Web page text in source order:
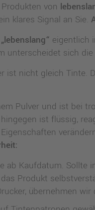
von
klares Signal an Sie.
„lebenslang“ eigentlich
unterscheidet sich
ist nicht gleich
Pulver und ist bei
ist flüssig,
ab Kaufdatum. Sollte
Produkt
übernehmen wir